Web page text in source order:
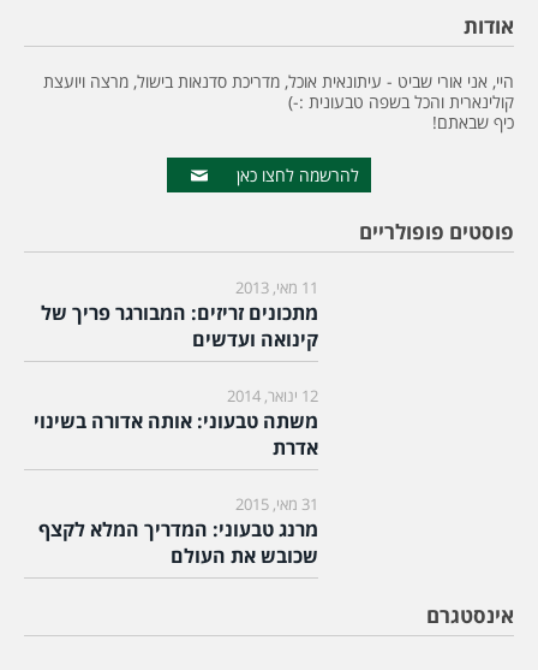
אודות
היי, אני אורי שביט - עיתונאית אוכל, מדריכת סדנאות בישול, מרצה ויועצת
קולינארית והכל בשפה טבעונית :-)
כיף שבאתם!
להרשמה לחצו כאן
פוסטים פופולריים
11 מאי, 2013
מתכונים זריזים: המבורגר פריך של
קינואה ועדשים
12 ינואר, 2014
משתה טבעוני: אותה אדורה בשינוי
אדרת
31 מאי, 2015
מרנג טבעוני: המדריך המלא לקצף
שכובש את העולם
אינסטגרם